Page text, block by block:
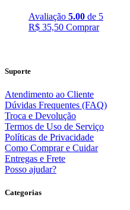
Avaliação 5.00 de 5
R$ 35,50 Comprar
Suporte
Atendimento ao Cliente
Dúvidas Frequentes (FAQ)
Troca e Devolução
Termos de Uso de Serviço
Políticas de Privacidade
Como Comprar e Cuidar
Entregas e Frete
Posso ajudar?
Categorias